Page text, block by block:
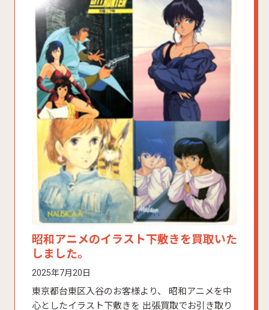
昭和アニメのイラスト下敷きを買取いた
しました。
2025年7月20日
東京都台東区入谷のお客様より、 昭和アニメを中
心としたイラスト下敷きを 出張買取でお引き取り